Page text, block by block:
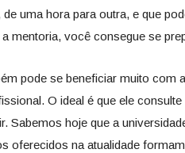
uma hora para outra, e que
mentoria, você consegue se
pode se beneficiar muito com
O ideal é que ele
Sabemos hoje que a
oferecidos na atualidade